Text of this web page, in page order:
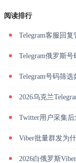
阅读排行
Telegram客服回
Telegram俄罗斯
Telegram号码筛
2026乌克兰
Twitter用户采集后
Viber批量群发为什
2026白俄罗斯